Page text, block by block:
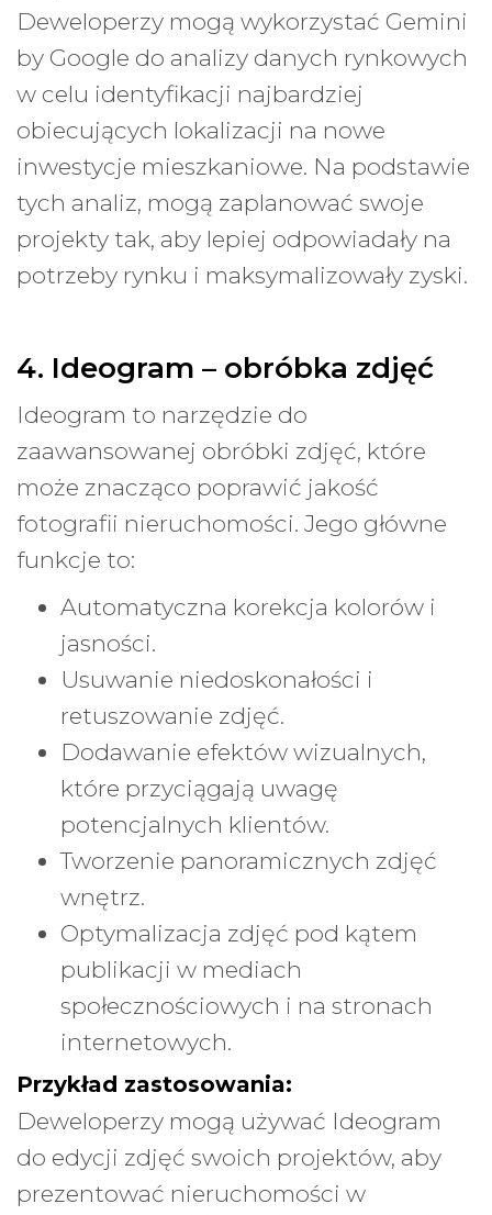
Deweloperzy mogą wykorzystać Gemini
by Google do analizy danych rynkowych
w celu identyfikacji najbardziej
obiecujących lokalizacji na nowe
inwestycje mieszkaniowe. Na podstawie
tych analiz, mogą zaplanować swoje
projekty tak, aby lepiej odpowiadały na
potrzeby rynku i maksymalizowały zyski.
4. Ideogram – obróbka zdjęć
Ideogram to narzędzie do
zaawansowanej obróbki zdjęć, które
może znacząco poprawić jakość
fotografii nieruchomości. Jego główne
funkcje to:
Automatyczna korekcja kolorów i
jasności.
Usuwanie niedoskonałości i
retuszowanie zdjęć.
Dodawanie efektów wizualnych,
które przyciągają uwagę
potencjalnych klientów.
Tworzenie panoramicznych zdjęć
wnętrz.
Optymalizacja zdjęć pod kątem
publikacji w mediach
społecznościowych i na stronach
internetowych.
Przykład zastosowania:
Deweloperzy mogą używać Ideogram
do edycji zdjęć swoich projektów, aby
prezentować nieruchomości w